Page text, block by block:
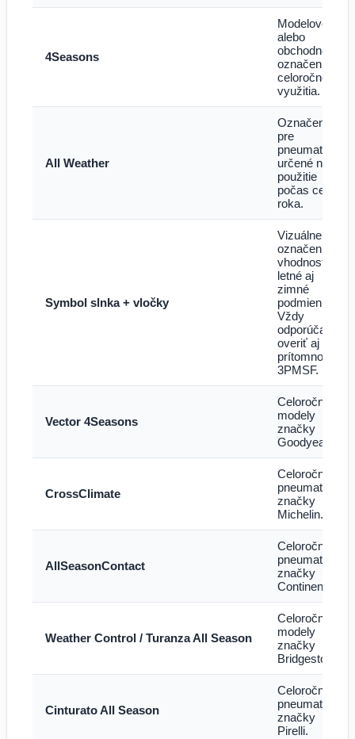
4Seasons
Modelové
alebo
obchodné
označenie
celoročného
využitia.
All Weather
Označenie
pre
pneumatiky
určené na
použitie
počas celého
roka.
Symbol slnka + vločky
Vizuálne
označenie
vhodnosti pre
letné aj
zimné
podmienky.
Vždy
odporúčame
overiť aj
prítomnosť
3PMSF.
Vector 4Seasons
Celoročné
modely
značky
Goodyear.
CrossClimate
Celoročné
pneumatiky
značky
Michelin.
AllSeasonContact
Celoročné
pneumatiky
značky
Continental.
Weather Control / Turanza All Season
Celoročné
modely
značky
Bridgestone.
Cinturato All Season
Celoročné
pneumatiky
značky
Pirelli.